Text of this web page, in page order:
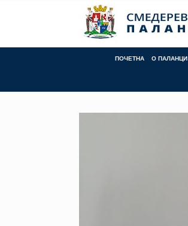
ПОЧЕТНА О ПАЛАНЦИ